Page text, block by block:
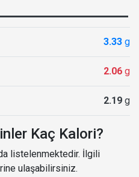
3.33 g
2.06 g
2.19 g
Kaç Kalori?
listelenmektedir. İlgili
ulaşabilirsiniz.